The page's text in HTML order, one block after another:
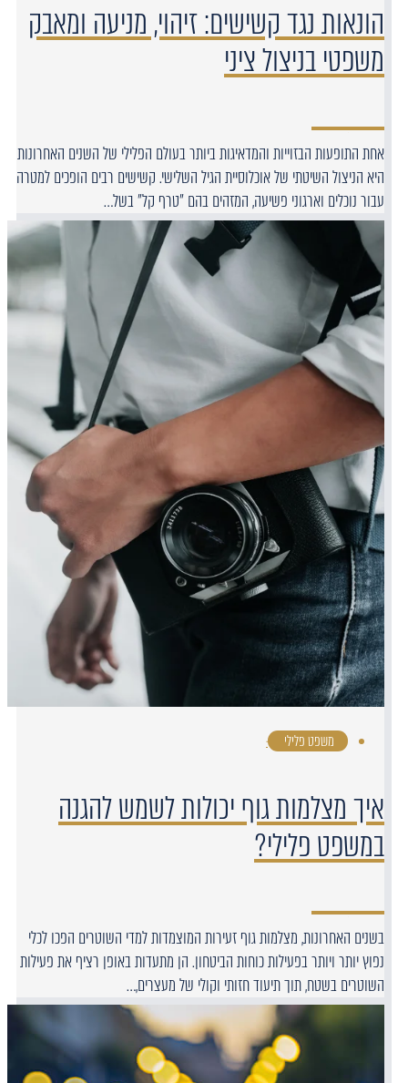
הונאות נגד קשישים: זיהוי, מניעה ומאבק
משפטי בניצול ציני
אחת התופעות הבזוייות והמדאיגות ביותר בעולם הפלילי של השנים האחרונות
היא הניצול השיטתי של אוכלוסיית הגיל השלישי. קשישים רבים הופכים למטרה
עבור נוכלים וארגוני פשיעה, המזהים בהם "טרף קל" בשל…
משפט פלילי ·
איך מצלמות גוף יכולות לשמש להגנה
במשפט פלילי?
בשנים האחרונות, מצלמות גוף זעירות המוצמדות למדי השוטרים הפכו לכלי
נפוץ יותר ויותר בפעילות כוחות הביטחון. הן מתעדות באופן רציף את פעילות
השוטרים בשטח, תוך תיעוד חזותי וקולי של מעצרים,…